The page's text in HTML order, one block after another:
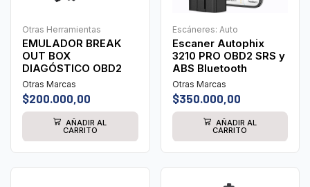
Otras Herramientas
EMULADOR BREAK
OUT BOX
DIAGÓSTICO OBD2
Otras Marcas
$200.000,00
AÑADIR AL
CARRITO
Escáneres: Auto
Escaner Autophix
3210 PRO OBD2 SRS y
ABS Bluetooth
Otras Marcas
$350.000,00
AÑADIR AL
CARRITO